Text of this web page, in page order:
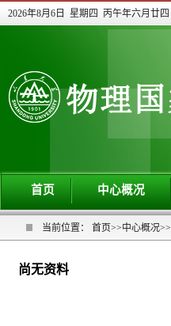
2026年8月6日 星期四 丙午年六月廿四
首页 中心概况
当前位置： 首页>>中心概况>>
尚无资料